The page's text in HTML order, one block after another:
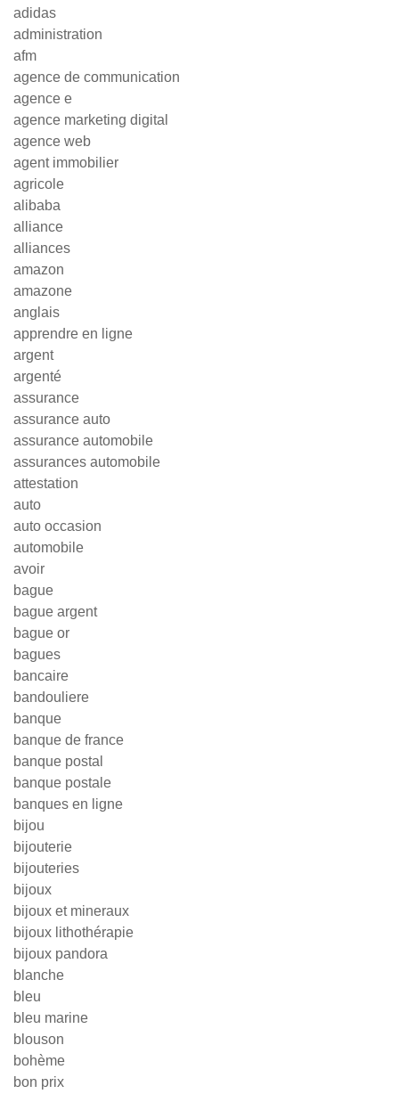
adidas
administration
afm
agence de communication
agence e
agence marketing digital
agence web
agent immobilier
agricole
alibaba
alliance
alliances
amazon
amazone
anglais
apprendre en ligne
argent
argenté
assurance
assurance auto
assurance automobile
assurances automobile
attestation
auto
auto occasion
automobile
avoir
bague
bague argent
bague or
bagues
bancaire
bandouliere
banque
banque de france
banque postal
banque postale
banques en ligne
bijou
bijouterie
bijouteries
bijoux
bijoux et mineraux
bijoux lithothérapie
bijoux pandora
blanche
bleu
bleu marine
blouson
bohème
bon prix